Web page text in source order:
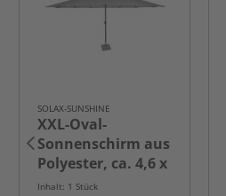
SOLAX-SUNSHINE
XXL-Oval-
Sonnenschirm aus
Polyester, ca. 4,6 x
2,7 m - Anthrazit
Inhalt: 1 Stück